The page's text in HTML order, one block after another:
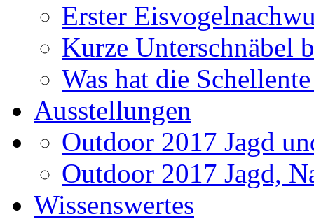
Erster
Kurze Unterschnäbel
Was hat die
Ausstellungen
Outdoor 2017 Jagd
Outdoor 2017 Jagd,
Wissenswertes